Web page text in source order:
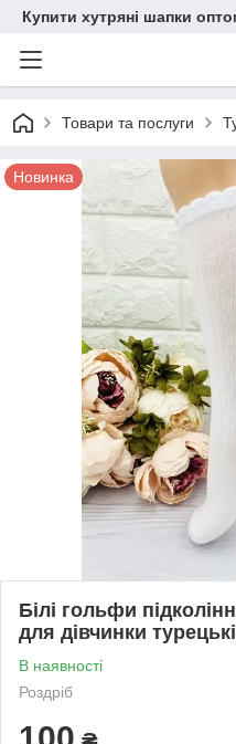
Купити хутряні шапки
Товари та послуги
Новинка
Білі гольфи
для дівчинки турецькі
В наявності
Роздріб